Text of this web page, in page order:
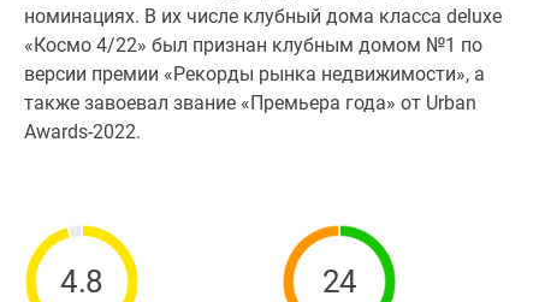
номинациях. В их числе клубный дома класса deluxe
«Космо 4/22» был признан клубным домом №1 по
версии премии «Рекорды рынка недвижимости», а
также завоевал звание «Премьера года» от Urban
Awards-2022.
4.8 24